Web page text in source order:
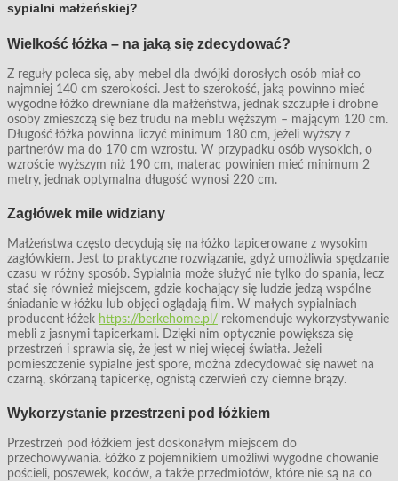
sypialni małżeńskiej?
Wielkość łóżka – na jaką się zdecydować?
Z reguły poleca się, aby mebel dla dwójki dorosłych osób miał co
najmniej 140 cm szerokości. Jest to szerokość, jaką powinno mieć
wygodne łóżko drewniane dla małżeństwa, jednak szczupłe i drobne
osoby zmieszczą się bez trudu na meblu węższym – mającym 120 cm.
Długość łóżka powinna liczyć minimum 180 cm, jeżeli wyższy z
partnerów ma do 170 cm wzrostu. W przypadku osób wysokich, o
wzroście wyższym niż 190 cm, materac powinien mieć minimum 2
metry, jednak optymalna długość wynosi 220 cm.
Zagłówek mile widziany
Małżeństwa często decydują się na łóżko tapicerowane z wysokim
zagłówkiem. Jest to praktyczne rozwiązanie, gdyż umożliwia spędzanie
czasu w różny sposób. Sypialnia może służyć nie tylko do spania, lecz
stać się również miejscem, gdzie kochający się ludzie jedzą wspólne
śniadanie w łóżku lub objęci oglądają film. W małych sypialniach
producent łóżek https://berkehome.pl/ rekomenduje wykorzystywanie
mebli z jasnymi tapicerkami. Dzięki nim optycznie powiększa się
przestrzeń i sprawia się, że jest w niej więcej światła. Jeżeli
pomieszczenie sypialne jest spore, można zdecydować się nawet na
czarną, skórzaną tapicerkę, ognistą czerwień czy ciemne brązy.
Wykorzystanie przestrzeni pod łóżkiem
Przestrzeń pod łóżkiem jest doskonałym miejscem do
przechowywania. Łóżko z pojemnikiem umożliwi wygodne chowanie
pościeli, poszewek, koców, a także przedmiotów, które nie są na co